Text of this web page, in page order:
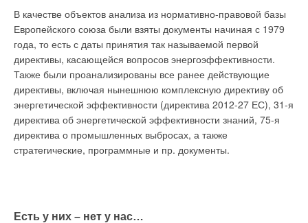
В качестве объектов анализа из нормативно-правовой базы
Европейского союза были взяты документы начиная с 1979
года, то есть с даты принятия так называемой первой
директивы, касающейся вопросов энергоэффективности.
Также были проанализированы все ранее действующие
директивы, включая нынешнюю комплексную директиву об
энергетической эффективности (директива 2012-27 ЕС), 31-я
директива об энергетической эффективности знаний, 75-я
директива о промышленных выбросах, а также
стратегические, программные и пр. документы.
Есть у них – нет у нас…
что оба вида устройств работают благодаря конденсации и
испарению теплоносителя в системе.
следующие группы:
2.1.
Постоянные затраты, не зависящие от объёмов
производства продукта, которые необходимо нести даже при
отсутствии производства продукта.
2.2.
Переменные затраты, зависящие от объёмов
производства продукта, увеличивающиеся с ростом объёмов
производства и уменьшающиеся при их снижении.
В структуру постоянных затрат обычно входит существенная
часть затрат на оплату труда управленческого персонала,
обслуживание оборудования, охрану и обеспечение
оплату труда основного производственного персонала.